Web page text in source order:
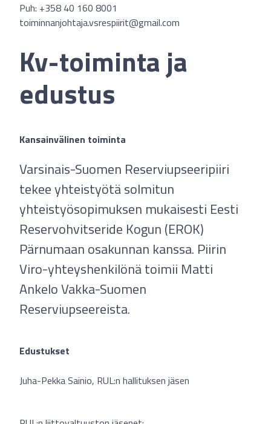
Puh: +358 40 160 8001
toiminnanjohtaja.vsrespiirit@gmail.com
Kv-toiminta ja
edustus
Kansainvälinen toiminta
Varsinais-Suomen Reserviupseeripiiri
tekee yhteistyötä solmitun
yhteistyösopimuksen mukaisesti Eesti
Reservohvitseride Kogun (EROK)
Pärnumaan osakunnan kanssa. Piirin
Viro-yhteyshenkilönä toimii Matti
Ankelo Vakka-Suomen
Reserviupseereista.
Edustukset
Juha-Pekka Sainio, RUL:n hallituksen jäsen